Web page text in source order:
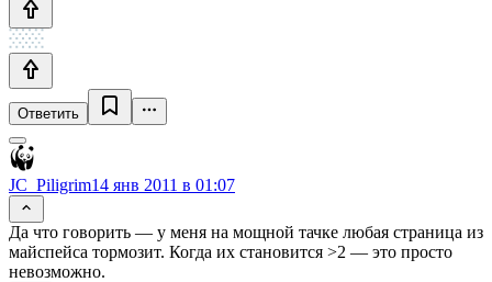
Ответить
JC_Piligrim14 янв 2011 в 01:07
Да что говорить — у меня на мощной тачке любая страница из
майспейса тормозит. Когда их становится >2 — это просто
невозможно.